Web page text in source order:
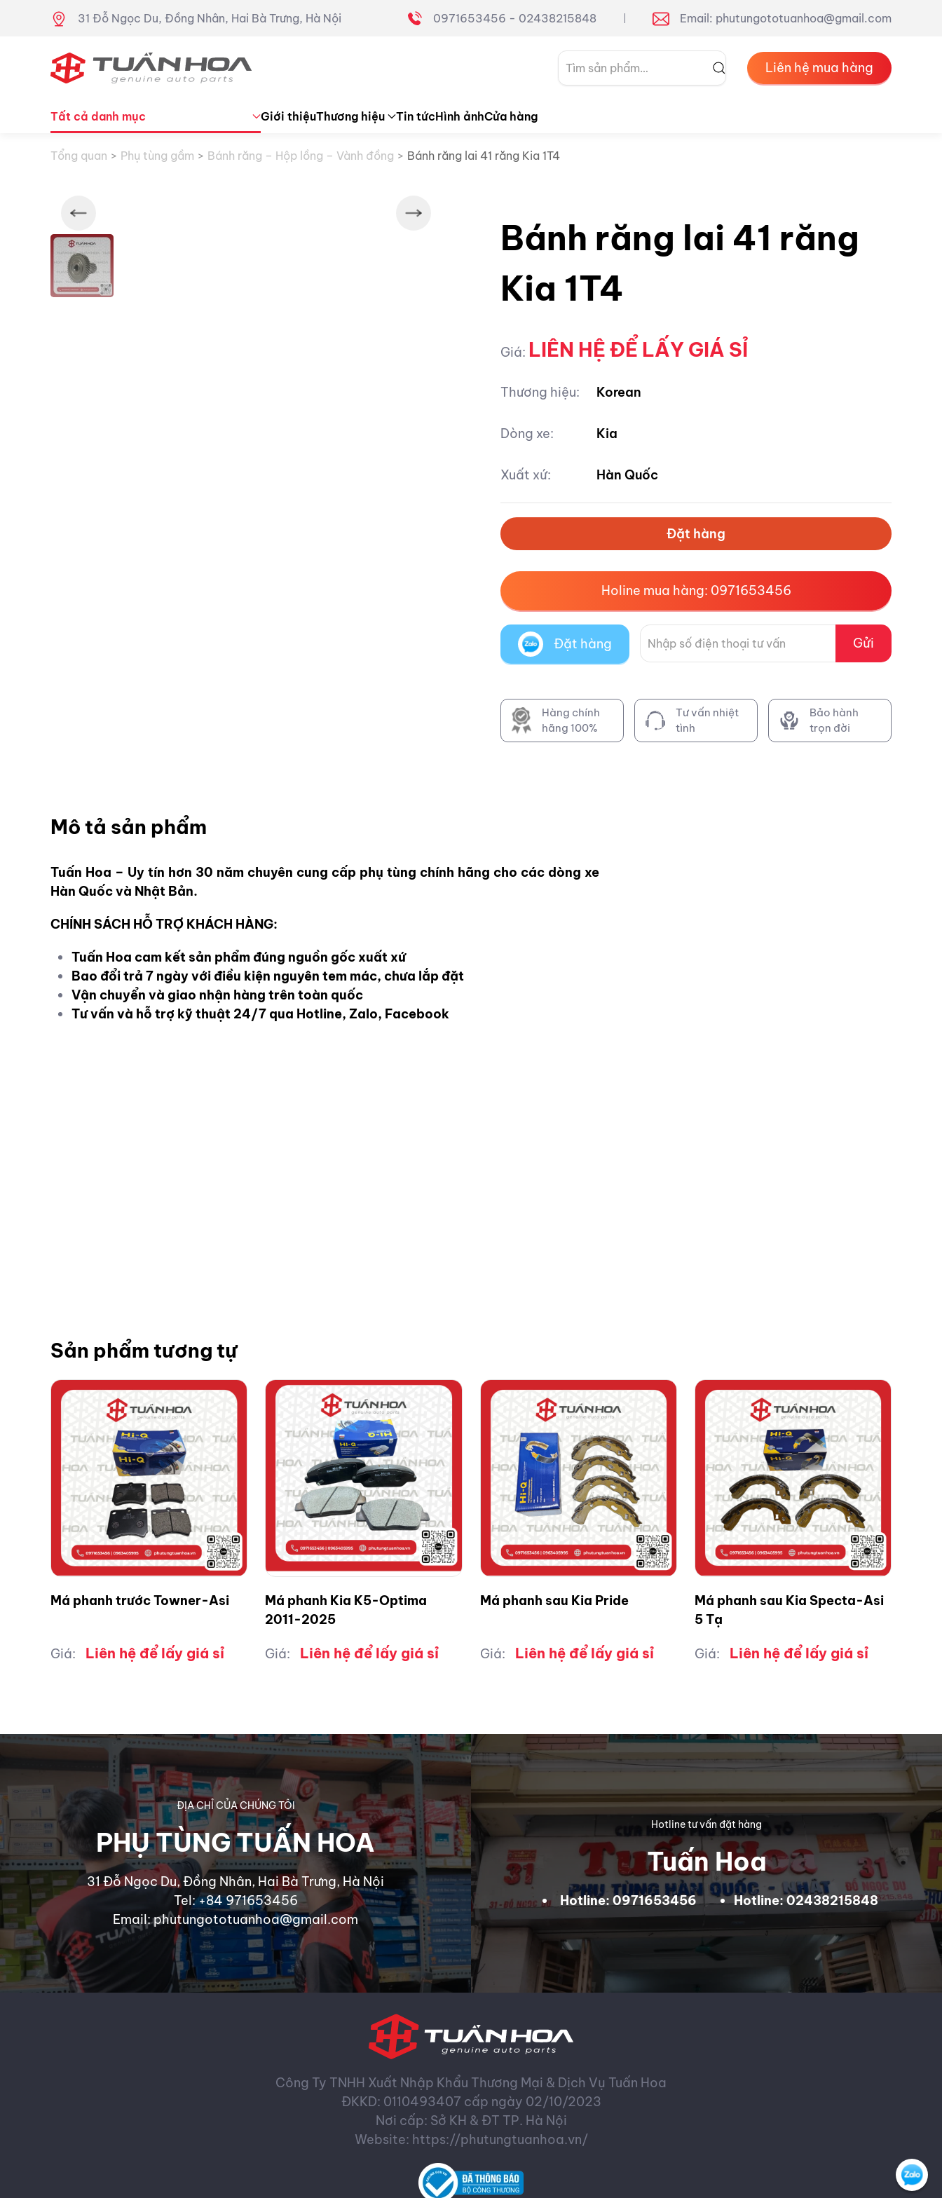
31 Đỗ Ngọc Du, Đồng Nhân, Hai Bà Trưng, Hà Nội 0971653456 - 02438215848 Email: phutungototuanhoa@gmail.com
Tìm
kiếm:
Liên hệ mua hàng
Tất cả danh mục Giới thiệuThương hiệu Tin tứcHình ảnhCửa hàng
Tổng quan Phụ tùng gầm Bánh răng – Hộp lồng – Vành đồng Bánh răng lai 41 răng Kia 1T4
Bánh răng lai 41 răng
Kia 1T4
Giá: LIÊN HỆ ĐỂ LẤY GIÁ SỈ
Thương hiệu: Korean
Dòng xe: Kia
Xuất xứ: Hàn Quốc
Đặt hàng
Holine mua hàng: 0971653456
Đặt hàng Gửi
Hàng chính
hãng 100%
Tư vấn nhiệt
tình
Bảo hành
trọn đời
Mô tả sản phẩm
Tuấn Hoa – Uy tín hơn 30 năm chuyên cung cấp phụ tùng chính hãng cho các dòng xe
Hàn Quốc và Nhật Bản.
CHÍNH SÁCH HỖ TRỢ KHÁCH HÀNG:
Tuấn Hoa cam kết sản phẩm đúng nguồn gốc xuất xứ
Bao đổi trả 7 ngày với điều kiện nguyên tem mác, chưa lắp đặt
Vận chuyển và giao nhận hàng trên toàn quốc
Tư vấn và hỗ trợ kỹ thuật 24/7 qua Hotline, Zalo, Facebook
Sản phẩm tương tự
Má phanh trước Towner-Asi
Giá: Liên hệ để lấy giá sỉ
Má phanh Kia K5-Optima
2011-2025
Giá: Liên hệ để lấy giá sỉ
Má phanh sau Kia Pride
Giá: Liên hệ để lấy giá sỉ
Má phanh sau Kia Specta-Asi
5 Tạ
Giá: Liên hệ để lấy giá sỉ
ĐỊA CHỈ CỦA CHÚNG TÔI
PHỤ TÙNG TUẤN HOA
31 Đỗ Ngọc Du, Đồng Nhân, Hai Bà Trưng, Hà Nội
Tel: +84 971653456
Email: phutungototuanhoa@gmail.com
Hotline tư vấn đặt hàng
Tuấn Hoa
Hotline: 0971653456 Hotline: 02438215848
Công Ty TNHH Xuất Nhập Khẩu Thương Mại & Dịch Vụ Tuấn Hoa
ĐKKD: 0110493407 cấp ngày 02/10/2023
Nơi cấp: Sở KH & ĐT TP. Hà Nội
Website: https://phutungtuanhoa.vn/